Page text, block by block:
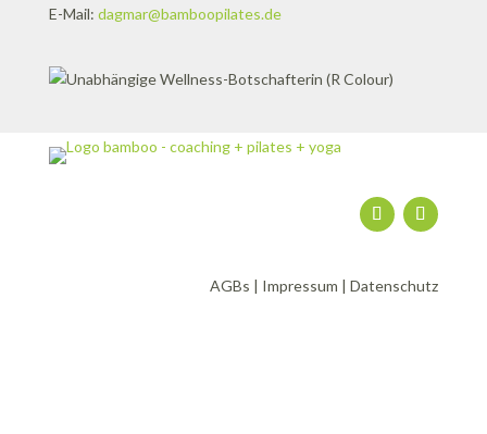
E-Mail: dagmar@bamboopilates.de
AGBs | Impressum |Datenschutz